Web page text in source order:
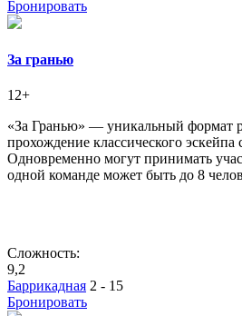
Бронировать
За гранью
12+
«За Гранью» — уникальный формат
прохождение классического
Одновременно могут принимать
одной команде может быть до 8
Сложность:
9,2
Баррикадная 2 - 15
Бронировать